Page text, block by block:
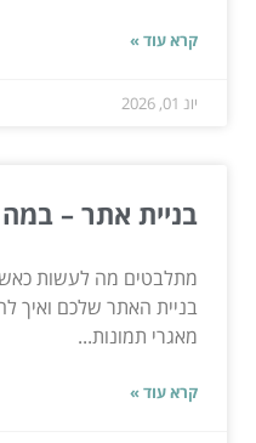
קרא עוד »
יונ 01, 2026
בניית אתר –
מתלבטים מה לעשות
בניית האתר שלכם ואיך
מאגרי תמונות...
קרא עוד »